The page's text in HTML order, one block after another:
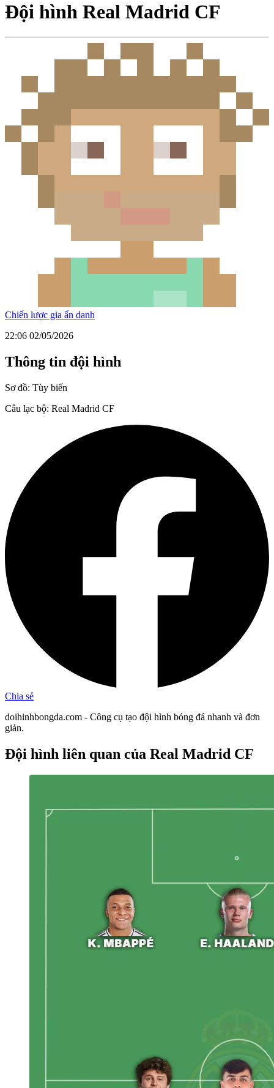
Đội hình Real Madrid CF
Chiến lược gia ẩn danh
22:06 02/05/2026
Thông tin đội hình
Sơ đồ: Tùy biến
Câu lạc bộ: Real Madrid CF
Chia sẻ
doihinhbongda.com - Công cụ tạo đội hình bóng đá nhanh và đơn
giản.
Đội hình liên quan của Real Madrid CF